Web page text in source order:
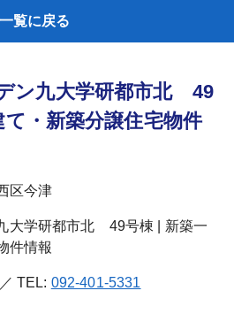
覧に戻る
ン九大学研都市北 49
・新築分譲住宅物件
区今津
／ TEL: 092-401-5331